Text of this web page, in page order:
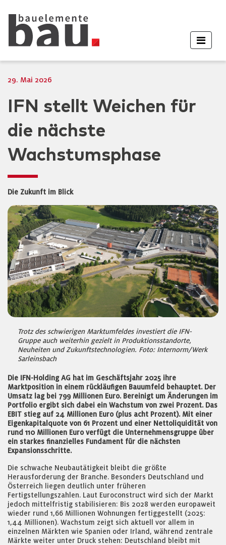
29. Mai 2026
IFN stellt Weichen für
die nächste
Wachstumsphase
Die Zukunft im Blick
Trotz des schwierigen Marktumfeldes investiert die IFN-
Gruppe auch weiterhin gezielt in Produktionsstandorte,
Neuheiten und Zukunftstechnologien. Foto: Internorm/Werk
Sarleinsbach
Die IFN-Holding AG hat im Geschäftsjahr 2025 ihre
Marktposition in einem rückläufigen Bauumfeld behauptet. Der
Umsatz lag bei 799 Millionen Euro. Bereinigt um Änderungen im
Portfolio ergibt sich dabei ein Wachstum von zwei Prozent. Das
EBIT stieg auf 24 Millionen Euro (plus acht Prozent). Mit einer
Eigenkapitalquote von 61 Prozent und einer Nettoliquidität von
rund 110 Millionen Euro verfügt die Unternehmensgruppe über
ein starkes finanzielles Fundament für die nächsten
Expansionsschritte.
Die schwache Neubautätigkeit bleibt die größte
Herausforderung der Branche. Besonders Deutschland und
Österreich liegen deutlich unter früheren
Fertigstellungszahlen. Laut Euroconstruct wird sich der Markt
jedoch mittelfristig stabilisieren: Bis 2028 werden europaweit
wieder rund 1,66 Millionen Wohnungen fertiggestellt (2025:
1,44 Millionen). Wachstum zeigt sich aktuell vor allem in
einzelnen Märkten wie Spanien oder Irland, während zentrale
Märkte weiter unter Druck stehen: Deutschland bleibt mit